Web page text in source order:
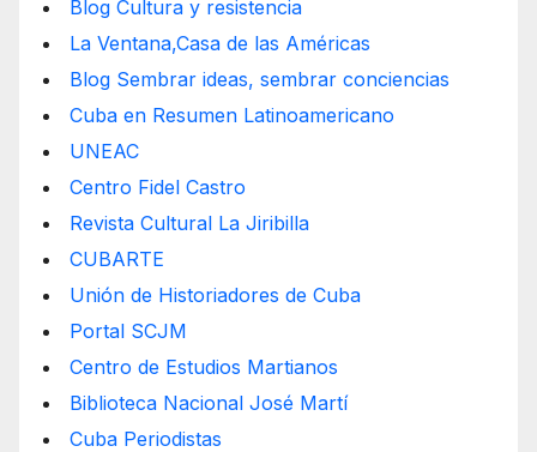
Blog Cultura y resistencia
La Ventana,Casa de las Américas
Blog Sembrar ideas, sembrar conciencias
Cuba en Resumen Latinoamericano
UNEAC
Centro Fidel Castro
Revista Cultural La Jiribilla
CUBARTE
Unión de Historiadores de Cuba
Portal SCJM
Centro de Estudios Martianos
Biblioteca Nacional José Martí
Cuba Periodistas